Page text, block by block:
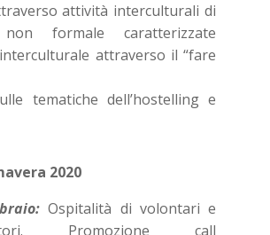
attività interculturali di
non formale caratterizzate
attraverso il “fare
tematiche dell’hostelling e
2020
Ospitalità di volontari e
Promozione call